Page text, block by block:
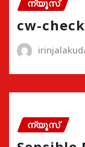
ന്യൂസ്
cw-
ന്യൂസ്